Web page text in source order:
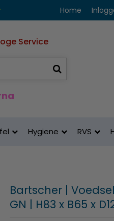
Home
Service
Hygiene RVS
Bartscher |
GN | H83 x B65 x